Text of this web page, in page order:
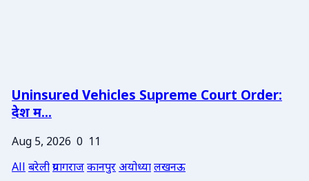
Uninsured Vehicles Supreme Court Order:
देश म...
Aug 5, 2026 0 11
Allबरेलीप्रयागराजकानपुरअयोध्यालखनऊ